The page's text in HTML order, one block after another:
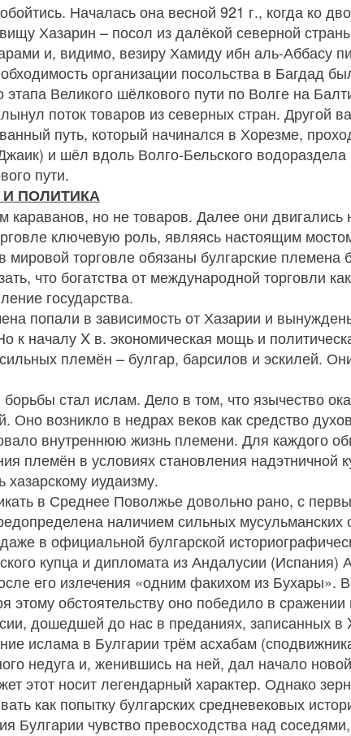
Началась она весной 921 г., когда ко
Хазарин – посол из далёкой северной
и, видимо, везиру Хамиду ибн аль-Аббасу
организации посольства в Багдад
этапа Великого шёлкового пути по Волге на
поток товаров из северных стран. Другой
путь, который начинался в Хорезме,
и шёл вдоль Волго-Бельского
пути.
ПОЛИТИКА
караванов, но не товаров. Далее они
ключевую роль, являясь настоящим
мировой торговле обязаны булгарские
что богатства от международной торговли
государства.
попали в зависимость от Хазарии и
к началу X в. экономическая мощь и
племён – булгар, барсилов и эскилей.
стал ислам. Дело в том, что язычество
возникло в недрах веков как средство
внутреннюю жизнь племени. Для каждого
племён в условиях становления надэтничной
хазарскому иудаизму.
в Среднее Поволжье довольно рано, с
наличием сильных
в официальной булгарской
купца и дипломата из Андалусии
его излечения «одним факихом из Бухары».
этому обстоятельству оно победило в сражении
дошедшей до нас в преданиях, записанных
ислама в Булгарии трём асхабам
недуга и, женившись на ней, дал начало
этот носит легендарный характер. Однако
как попытку булгарских средневековых
Булгарии чувство превосходства над